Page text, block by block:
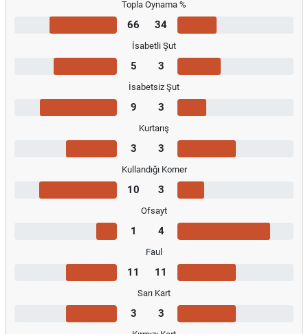
Topla Oynama %
66 34
İsabetli Şut
5 3
İsabetsiz Şut
9 3
Kurtarış
3 3
Kullandığı Korner
10 3
Ofsayt
1 4
Faul
11 11
Sarı Kart
3 3